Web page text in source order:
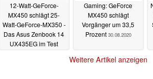
12-Watt-GeForce-
MX450 schlägt 25-
Watt-GeForce-MX350 -
Das Asus Zenbook 14
UX435EG im Test
Gaming: GeForce
MX450 schlägt
Vorgänger um 33,5
Prozent 30.08.2020
Weitere Artikel anzeigen